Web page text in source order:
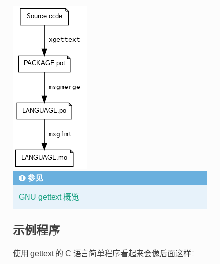
参见
GNU gettext 概览
示例程序
使用 gettext 的 C 语言简单程序看起来会像后面这样：